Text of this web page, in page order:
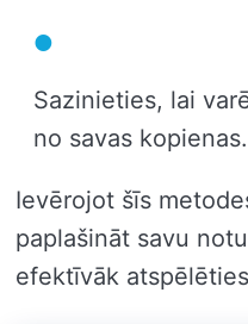
Sazinieties, lai
no savas kopienas.
Ievērojot šīs
paplašināt savu
efektīvāk